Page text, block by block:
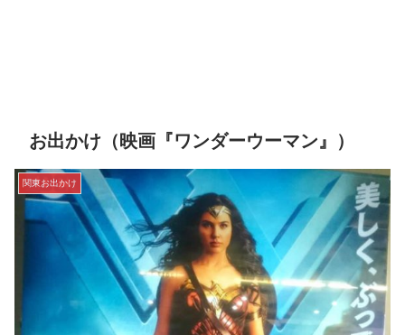
お出かけ（映画『ワンダーウーマン』）
関東お出かけ